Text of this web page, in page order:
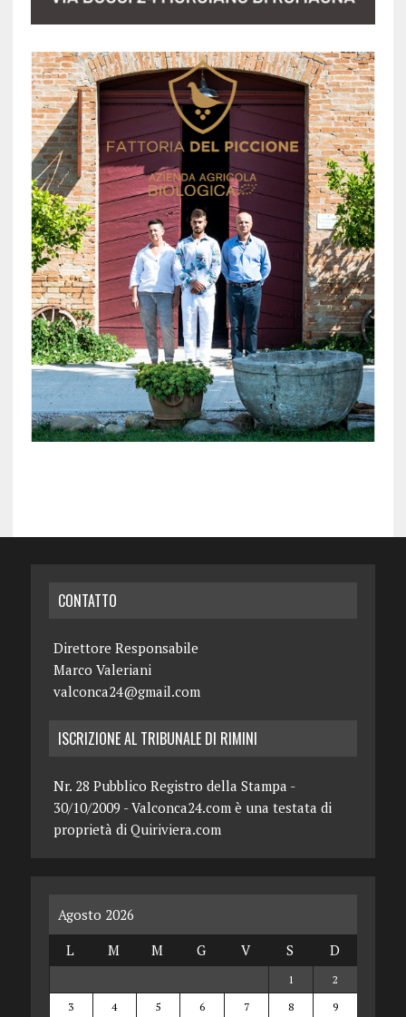
CONTATTO
Direttore Responsabile
Marco Valeriani
valconca24@gmail.com
ISCRIZIONE AL TRIBUNALE DI RIMINI
Nr. 28 Pubblico Registro della Stampa -
30/10/2009 - Valconca24.com è una testata di
proprietà di Quiriviera.com
Agosto 2026
L
M M G V S D
1
2
3
4 5 6 7 8 9